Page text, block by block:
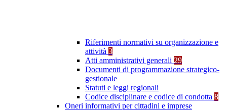
Riferimenti normativi su organizzazione e
attività 3
Atti amministrativi generali 29
Documenti di programmazione strategico-
gestionale
Statuti e leggi regionali
Codice disciplinare e codice di condotta 8
Oneri informativi per cittadini e imprese